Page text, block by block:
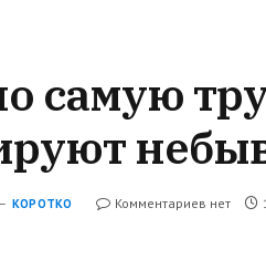
самую
КОРОТКО Комментариев нет